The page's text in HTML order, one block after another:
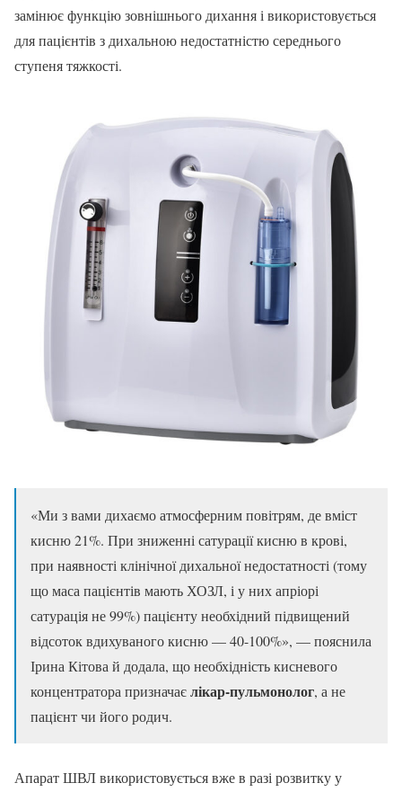
замінює функцію зовнішнього дихання і використовується
для пацієнтів з дихальною недостатністю середнього
ступеня тяжкості.
«Ми з вами дихаємо атмосферним повітрям, де вміст
кисню 21%. При зниженні сатурації кисню в крові,
при наявності клінічної дихальної недостатності (тому
що маса пацієнтів мають ХОЗЛ, і у них апріорі
сатурація не 99%) пацієнту необхідний підвищений
відсоток вдихуваного кисню — 40-100%», — пояснила
Ірина Кітова й додала, що необхідність кисневого
концентратора призначаєлікар-пульмонолог, а не
пацієнт чи його родич.
Апарат ШВЛ використовується вже в разі розвитку у